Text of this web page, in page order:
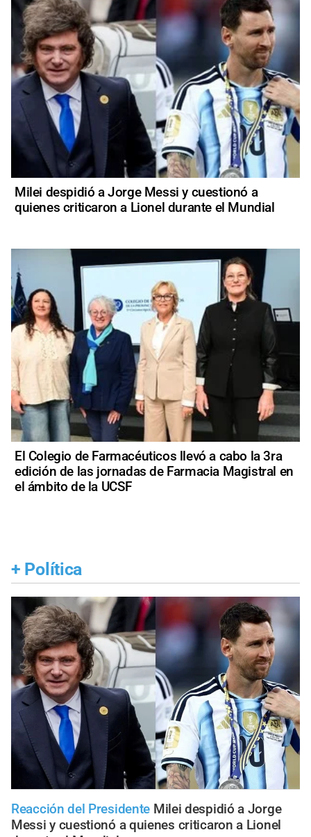
Milei despidió a Jorge Messi y cuestionó a
quienes criticaron a Lionel durante el Mundial
El Colegio de Farmacéuticos llevó a cabo la 3ra
edición de las jornadas de Farmacia Magistral en
el ámbito de la UCSF
+ Política
Reacción del Presidente Milei despidió a Jorge
Messi y cuestionó a quienes criticaron a Lionel